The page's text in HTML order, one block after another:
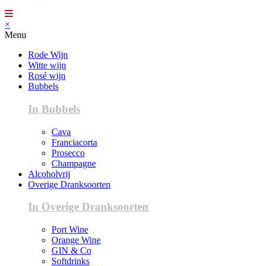
×
Menu
Rode Wijn
Witte wijn
Rosé wijn
Bubbels
In Bubbels
Cava
Franciacorta
Prosecco
Champagne
Alcoholvrij
Overige Dranksoorten
In Overige Dranksoorten
Port Wine
Orange Wine
GIN & Co
Softdrinks